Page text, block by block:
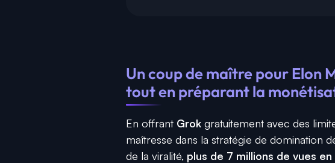
Un coup de maître pour Elon
tout en préparant la
En offrant Grok gratuitement avec des
maîtresse dans la stratégie de domination
de la viralité, plus de 7 millions de vues